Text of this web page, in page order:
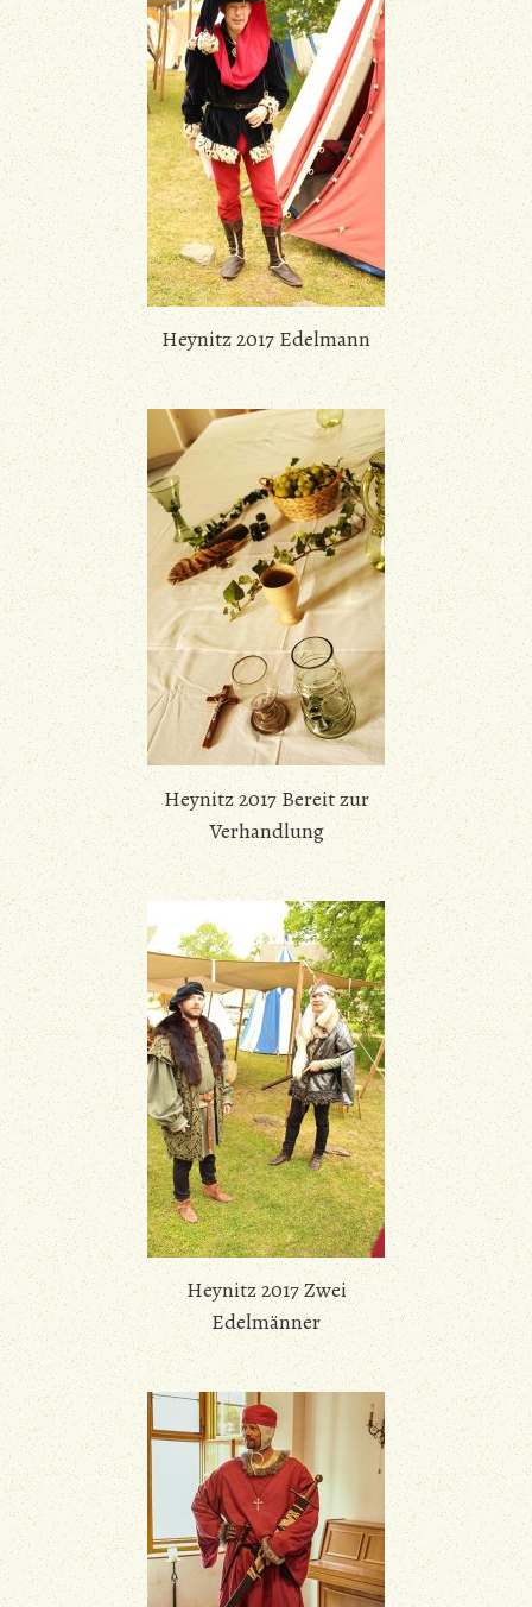
Heynitz 2017 Edelmann
Heynitz 2017 Bereit zur
Verhandlung
Heynitz 2017 Zwei
Edelmänner